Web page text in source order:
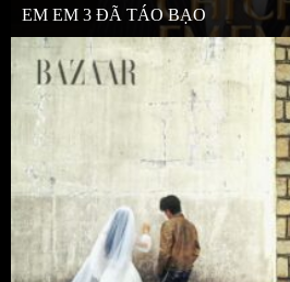
EM EM 3 ĐÃ TÁO BẠO